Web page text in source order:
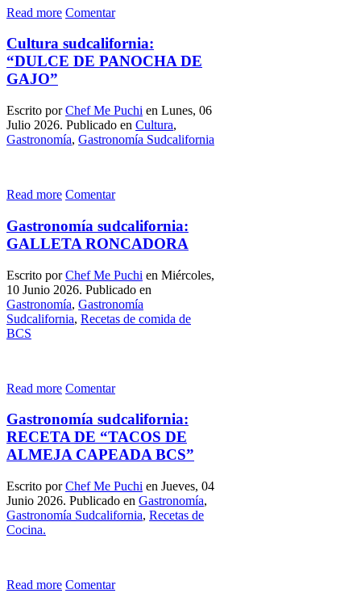
Read more Comentar
Cultura sudcalifornia:
“DULCE DE PANOCHA DE
GAJO”
Escrito porChef Me Puchi en Lunes, 06
Julio 2026. Publicado en Cultura,
Gastronomía, Gastronomía Sudcalifornia
Read more Comentar
Gastronomía sudcalifornia:
GALLETA RONCADORA
Escrito porChef Me Puchi en Miércoles,
10 Junio 2026. Publicado en
Gastronomía, Gastronomía
Sudcalifornia, Recetas de comida de
BCS
Read more Comentar
Gastronomía sudcalifornia:
RECETA DE “TACOS DE
ALMEJA CAPEADA BCS”
Escrito porChef Me Puchi en Jueves, 04
Junio 2026. Publicado en Gastronomía,
Gastronomía Sudcalifornia, Recetas de
Cocina.
Read more Comentar